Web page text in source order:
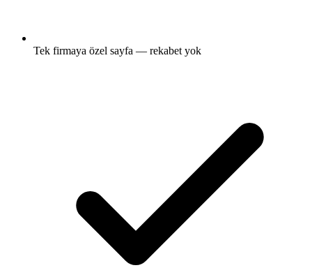
Tek firmaya özel sayfa — rekabet yok